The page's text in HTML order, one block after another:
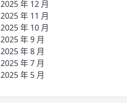
2025 年 12 月
2025 年 11 月
2025 年 10 月
2025 年 9 月
2025 年 8 月
2025 年 7 月
2025 年 5 月